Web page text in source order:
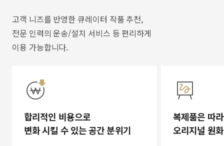
고객 니즈를 반영한 큐레이터 작품 추천,
전문 인력의 운송/설치 서비스 등 편리하게
이용 가능합니다.
합리적인 비용으로
변화 시킬 수 있는 공간 분위기
복제품은 따
오리지널 원